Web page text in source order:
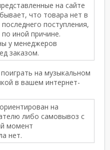
на сайте
что товара нет в
поступления,
иной причине.
у менеджеров
заказом.
на музыкальном
в вашем интернет-
на
либо самовывоз с
момент
нет.